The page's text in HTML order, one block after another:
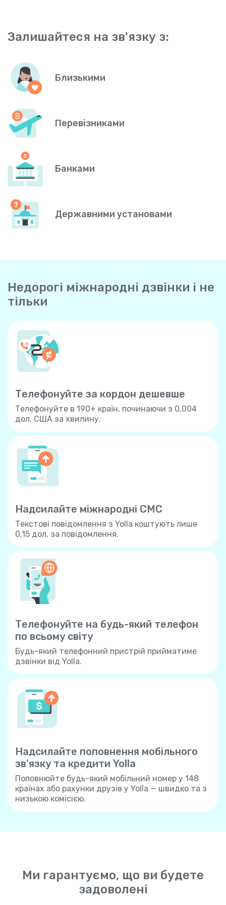
Залишайтеся на зв'язку з:
Близькими
Перевізниками
Банками
Державними установами
Недорогі міжнародні дзвінки і не
тільки
Телефонуйте за кордон дешевше
Телефонуйте в 190+ країн, починаючи з 0,004
дол. США за хвилину.
Надсилайте міжнародні СМС
Текстові повідомлення з Yolla коштують лише
0,15 дол. за повідомлення.
Телефонуйте на будь-який телефон
по всьому свiту
Будь-який телефонний пристрій прийматиме
дзвінки від Yolla.
Надсилайте поповнення мобільного
зв'язку та кредити Yolla
Поповнюйте будь-який мобільний номер у 148
країнах або рахунки друзів у Yolla — швидко та з
низькою комісією.
Ми гарантуємо, що ви будете
задоволені